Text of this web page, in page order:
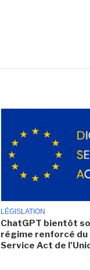
LÉGISLATION
ChatGPT bientôt
régime renforcé du
Service Act de